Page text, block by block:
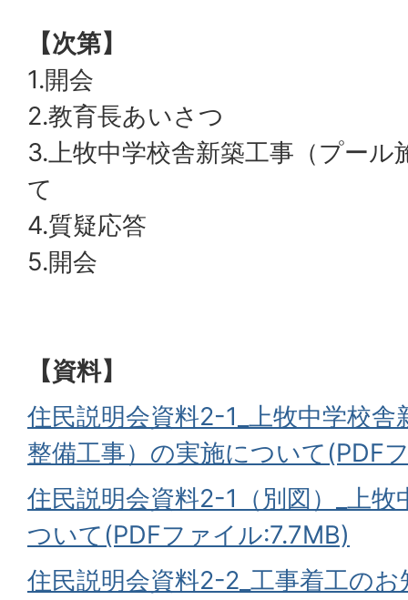
【次第】
1.開会
2.教育長あいさつ
3.上牧中学校舎新築工事（プール
て
4.質疑応答
5.開会
【資料】
住民説明会資料2-1_上牧中学校
整備工事）の実施について(PDF
住民説明会資料2-1（別図）_上牧
ついて(PDFファイル:7.7MB)
住民説明会資料2-2_工事着工の